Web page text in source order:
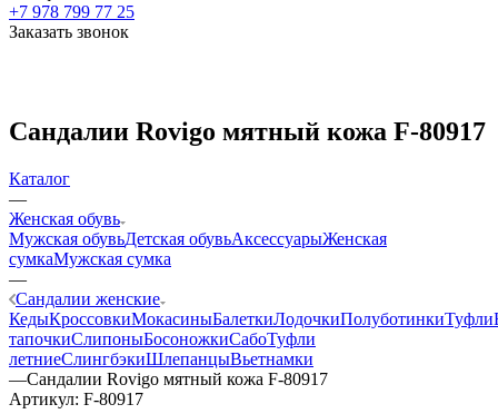
+7 978 799 77 25
Заказать звонок
Сандалии Rovigo мятный кожа F-80917
Каталог
—
Женская обувь
Мужская обувьДетская обувьАксессуарыЖенская
сумкаМужская сумка
—
Сандалии женские
КедыКроссовкиМокасиныБалеткиЛодочкиПолуботинкиТуфли
тапочкиСлипоныБосоножкиСабоТуфли
летниеСлингбэкиШлепанцыВьетнамки
—Сандалии Rovigo мятный кожа F-80917
Артикул: F-80917